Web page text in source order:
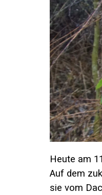
Heute am
Auf dem
sie vom